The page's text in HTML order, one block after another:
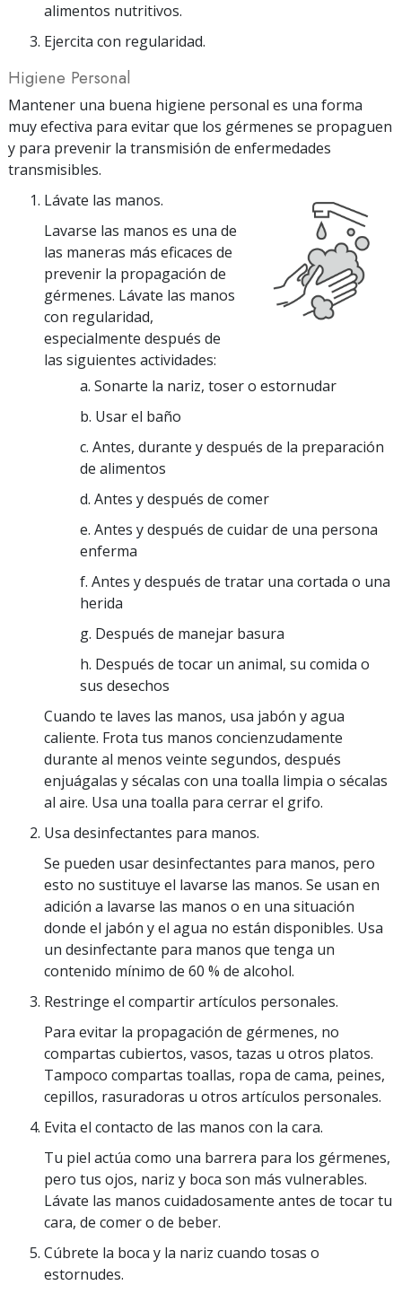
alimentos nutritivos.
Ejercita con regularidad.
Higiene Personal
Mantener una buena higiene personal es una forma
muy efectiva para evitar que los gérmenes se propaguen
y para prevenir la transmisión de enfermedades
transmisibles.
Lávate las manos.
Lavarse las manos es una de
las maneras más eficaces de
prevenir la propagación de
gérmenes. Lávate las manos
con regularidad,
especialmente después de
las siguientes actividades:
a. Sonarte la nariz, toser o estornudar
b. Usar el baño
c. Antes, durante y después de la preparación
de alimentos
d. Antes y después de comer
e. Antes y después de cuidar de una persona
enferma
f. Antes y después de tratar una cortada o una
herida
g. Después de manejar basura
h. Después de tocar un animal, su comida o
sus desechos
Cuando te laves las manos, usa jabón y agua
caliente. Frota tus manos concienzudamente
durante al menos veinte segundos, después
enjuágalas y sécalas con una toalla limpia o sécalas
al aire. Usa una toalla para cerrar el grifo.
Usa desinfectantes para manos.
Se pueden usar desinfectantes para manos, pero
esto no sustituye el lavarse las manos. Se usan en
adición a lavarse las manos o en una situación
donde el jabón y el agua no están disponibles. Usa
un desinfectante para manos que tenga un
contenido mínimo de 60 % de alcohol.
Restringe el compartir artículos personales.
Para evitar la propagación de gérmenes, no
compartas cubiertos, vasos, tazas u otros platos.
Tampoco compartas toallas, ropa de cama, peines,
cepillos, rasuradoras u otros artículos personales.
Evita el contacto de las manos con la cara.
Tu piel actúa como una barrera para los gérmenes,
pero tus ojos, nariz y boca son más vulnerables.
Lávate las manos cuidadosamente antes de tocar tu
cara, de comer o de beber.
Cúbrete la boca y la nariz cuando tosas o
estornudes.